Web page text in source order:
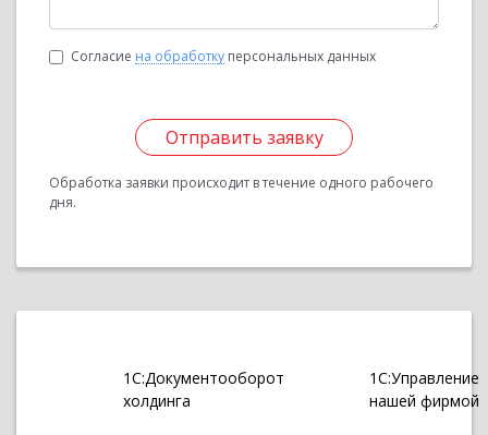
Согласие на обработку персональных данных
Отправить заявку
Обработка заявки происходит в течение одного рабочего
дня.
1С:Документооборот
холдинга
1С:Управление
нашей фирмой